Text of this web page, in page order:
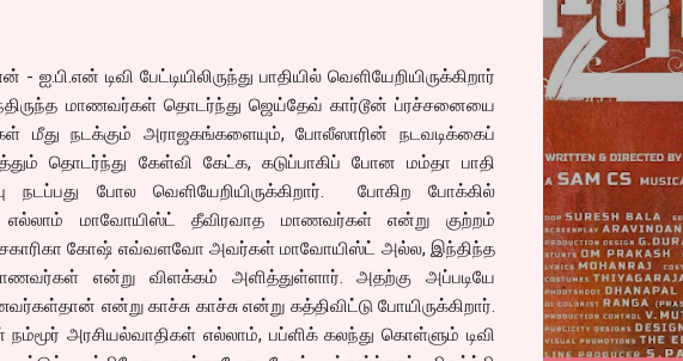
டிவி பேட்டியிலிருந்து பாதியில் வெளியேறியிருக்கிறார்
மாணவர்கள் தொடர்ந்து ஜெய்தேவ் கார்டூன் ப்ரச்சனையை
மீது நடக்கும் அராஜகங்களையும், போலீஸாரின் நடவடிக்கைப்
தொடர்ந்து கேள்வி கேட்க, கடுப்பாகிப் போன மம்தா பாதி
நடப்பது போல வெளியேறியிருக்கிறார். போகிற போக்கில்
எல்லாம் மாவோயிஸ்ட் தீவிரவாத மாணவர்கள் என்று குற்றம்
சகாரிகா கோஷ் எவ்வளவோ அவர்கள் மாவோயிஸ்ட் அல்ல, இந்திந்த
மாணவர்கள் என்று விளக்கம் அளித்துள்ளார். அதற்கு அப்படியே
என்று காச்சு காச்சு என்று கத்திவிட்டு போயிருக்கிறார்.
நம்மூர் அரசியல்வாதிகள் எல்லாம், பப்ளிக் கலந்து கொள்ளும் டிவி